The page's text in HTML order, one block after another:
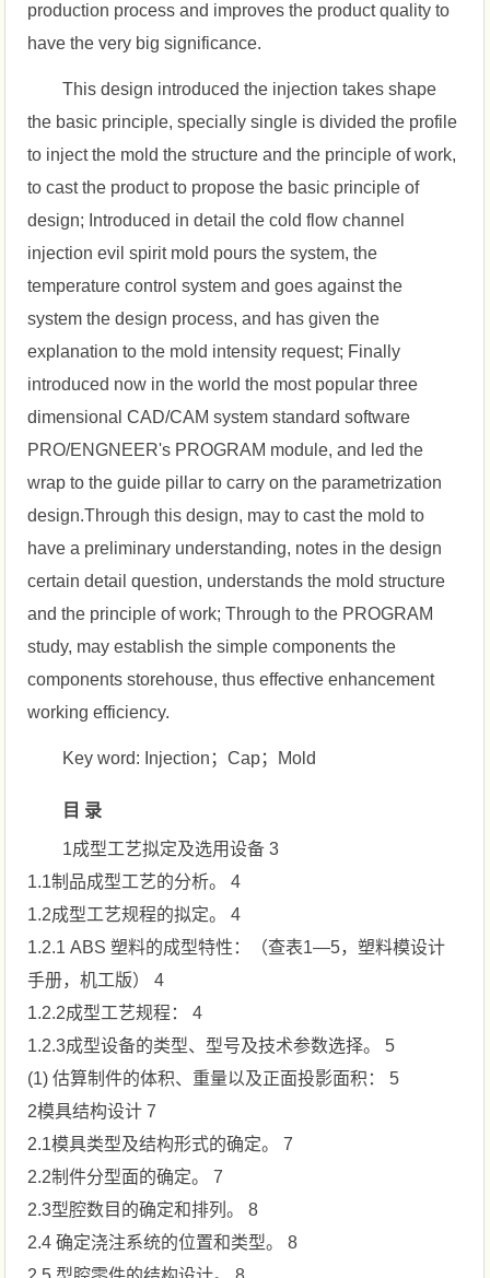
production process and improves the product quality to
have the very big significance.
This design introduced the injection takes shape
the basic principle, specially single is divided the profile
to inject the mold the structure and the principle of work,
to cast the product to propose the basic principle of
design; Introduced in detail the cold flow channel
injection evil spirit mold pours the system, the
temperature control system and goes against the
system the design process, and has given the
explanation to the mold intensity request; Finally
introduced now in the world the most popular three
dimensional CAD/CAM system standard software
PRO/ENGNEER's PROGRAM module, and led the
wrap to the guide pillar to carry on the parametrization
design.Through this design, may to cast the mold to
have a preliminary understanding, notes in the design
certain detail question, understands the mold structure
and the principle of work; Through to the PROGRAM
study, may establish the simple components the
components storehouse, thus effective enhancement
working efficiency.
Key word: Injection；Cap；Mold
目 录
1成型工艺拟定及选用设备 3
1.1制品成型工艺的分析。 4
1.2成型工艺规程的拟定。 4
1.2.1 ABS 塑料的成型特性：（查表1—5，塑料模设计
手册，机工版） 4
1.2.2成型工艺规程： 4
1.2.3成型设备的类型、型号及技术参数选择。 5
(1) 估算制件的体积、重量以及正面投影面积： 5
2模具结构设计 7
2.1模具类型及结构形式的确定。 7
2.2制件分型面的确定。 7
2.3型腔数目的确定和排列。 8
2.4 确定浇注系统的位置和类型。 8